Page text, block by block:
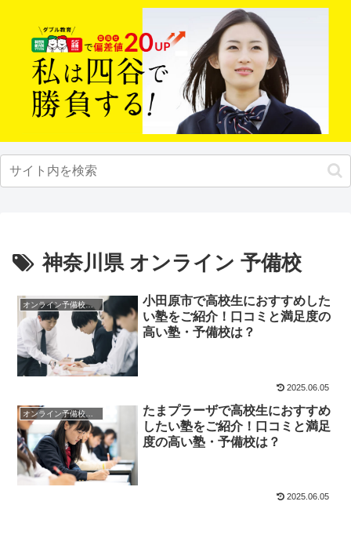
神奈川県 オンライン 予備校
オンライン予備校・塾の活用法
小田原市で高校生におすすめした
い塾をご紹介！口コミと満足度の
高い塾・予備校は？
2025.06.05
オンライン予備校・塾の活用法
たまプラーザで高校生におすすめ
したい塾をご紹介！口コミと満足
度の高い塾・予備校は？
2025.06.05